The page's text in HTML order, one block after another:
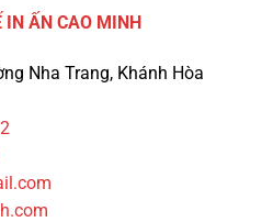
IN ẤN CAO MINH
Nha Trang, Khánh Hòa